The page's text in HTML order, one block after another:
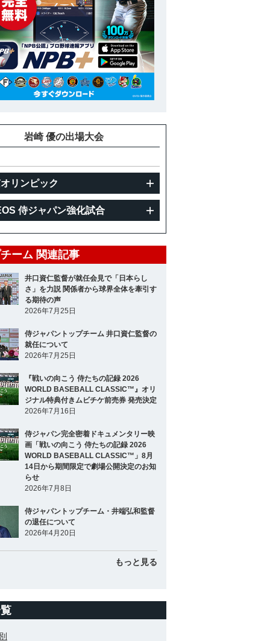
ップチーム
ENEOS 侍ジャパン強化試合
号
13
185cm 投打
岩崎 優の出場大会
リンピック
侍ジャパン強化試合
ーム 関連記事
井口資仁監督が就任会見で「日本らし
さ」を力説 関係者から球界全体を牽引す
る期待の声
2026年7月25日
侍ジャパントップチーム 井口資仁監督の
就任について
2026年7月25日
『戦いの向こう 侍たちの記録 2026
WORLD BASEBALL CLASSIC™』オリ
ジナル特典付きムビチケ前売券 発売決定
2026年7月16日
侍ジャパン完全密着ドキュメンタリー映
画「戦いの向こう 侍たちの記録 2026
WORLD BASEBALL CLASSIC™」8月
14日から期間限定で劇場公開決定のお知
らせ
2026年7月8日
侍ジャパントップチーム・井端弘和監督
の退任について
2026年4月20日
もっと見る